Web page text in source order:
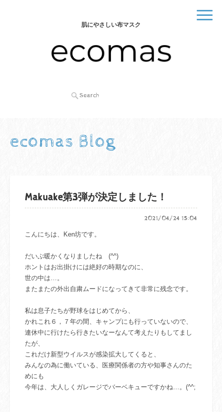
肌にやさしい布マスク
ecomas Blog
Makuake第3弾が決定しました！
2021/04/24 15:04
こんにちは、Ken坊です。
だいぶ暖かくなりましたね (^^)
ホントはお出掛けには絶好の時期なのに、
世の中は…。
またまたの外出自粛ムードになってきて非常に残念です。
私は息子たちが野球をはじめてから、
かれこれ６，７年の間、キャンプにも行っていないので、
連休中に行けたら行きたいなーなんて考えたりもしてまし
たが、
これだけ新型ウイルスが感染拡大してくると、
みんなの為に働いている、医療関係者の方や知事さんのた
めにも
今年は、大人しくガレージでバーベキューですかね…。(^^;